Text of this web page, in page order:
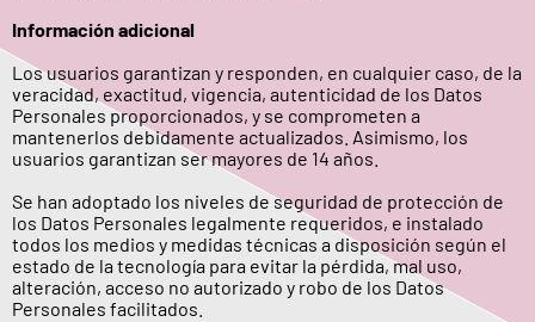
Información adicional
Los usuarios garantizan y responden, en cualquier caso, de la
veracidad, exactitud, vigencia, autenticidad de los Datos
Personales proporcionados, y se comprometen a
mantenerlos debidamente actualizados. Asimismo, los
usuarios garantizan ser mayores de 14 años.
Se han adoptado los niveles de seguridad de protección de
los Datos Personales legalmente requeridos, e instalado
todos los medios y medidas técnicas a disposición según el
estado de la tecnología para evitar la pérdida, mal uso,
alteración, acceso no autorizado y robo de los Datos
Personales facilitados.